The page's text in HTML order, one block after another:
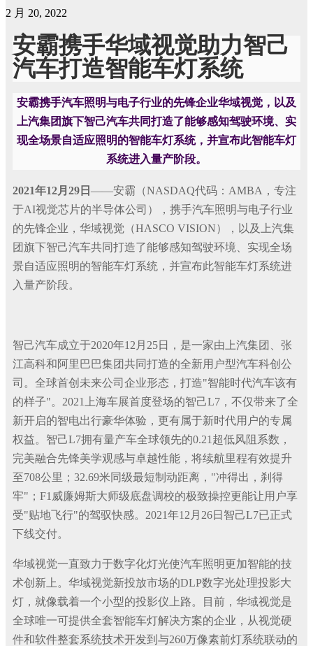
2 月 20, 2022
安霸携手华域视觉助力智己
汽车打造智能车灯系统
安霸携手汽车照明与电子行业的先锋企业华域视觉，以及
上汽集团旗下智己汽车共同打造了能够感知驾驶环境、实
现全场景自适应照明的智能车灯系统，并宣布此智能车灯
系统进入量产阶段。
2021年12月29日 ——安霸（NASDAQ代码：AMBA，专注
于AI视觉芯片的半导体公司），携手汽车照明与电子行业
的先锋企业，华域视觉（HASCO VISION），以及上汽集
团旗下智己汽车共同打造了能够感知驾驶环境、实现全场
景自适应照明的智能车灯系统，并宣布此智能车灯系统进
入量产阶段。
智己汽车成立于2020年12月25日，是一家由上汽集团、张
江高科和阿里巴巴集团共同打造的全新用户型汽车科创公
司。全球首创未来公司企业形态，打造"智能时代汽车该有
的样子"。2021上海车展首度登场的智己L7，不仅带来了全
新开启的智电出行豪华体验，更有属于新时代用户的专属
权益。智己L7拥有量产车全球领先的0.21超低风阻系数，
完美融合先锋美学观感与卓越性能，将续航里程有效提升
至708公里；32.69米同级最短制动距离，"冲得出，刹得
牢"；F1威廉姆斯大师级底盘调校的极致操控更能让用户享
受"贴地飞行"的驾驭快感。2021年12月26日智己L7已正式
下线交付。
华域视觉一直致力于数字化灯光使汽车照明更加智能的技
术创新上。华域视觉新投放市场的DLP数字光处理投影大
灯，就像载着一个小型的投影仪上路。目前，华域视觉是
全球唯一可提供全套智能车灯解决方案的企业，从视觉硬
件和软件整套系统技术开发到与260万像素前灯系统联动的